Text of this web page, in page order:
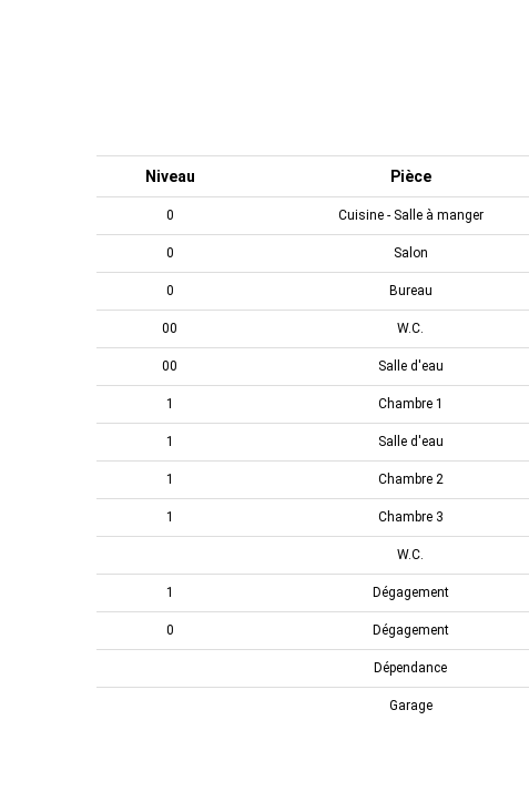
Niveau Pièce
0 Cuisine - Salle à manger
0 Salon
0 Bureau
00 W.C.
00 Salle d'eau
1 Chambre 1
1 Salle d'eau
1 Chambre 2
1 Chambre 3
W.C.
1 Dégagement
0 Dégagement
Dépendance
Garage